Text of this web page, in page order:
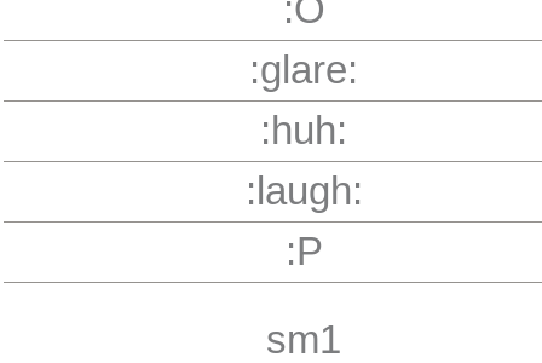
:O
:glare:
:huh:
:laugh:
:P
sm1